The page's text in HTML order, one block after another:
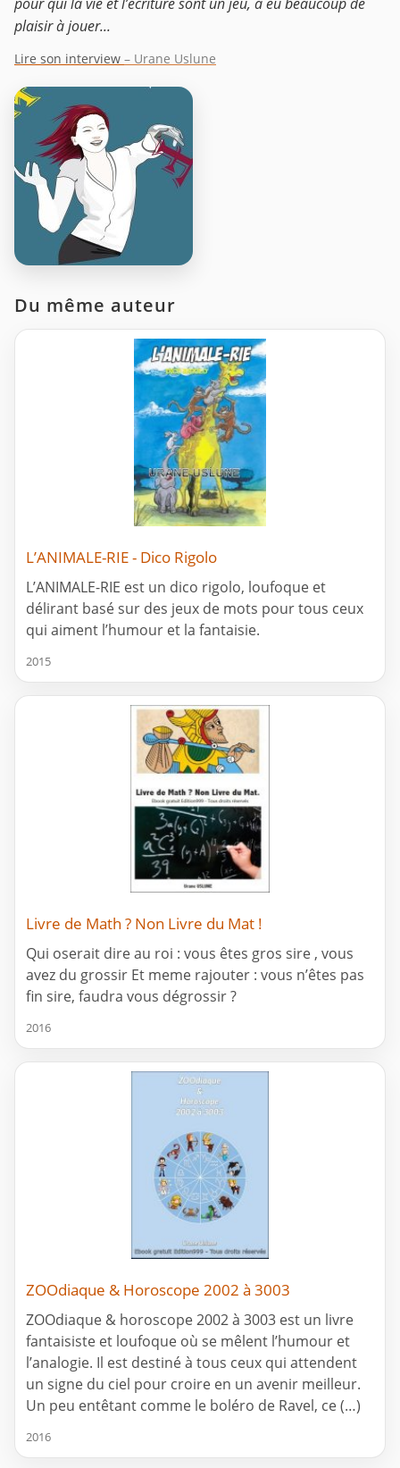
plaisir à jouer...
Lire son interview – Urane Uslune
Du même auteur
L’ANIMALE-RIE - Dico Rigolo
L’ANIMALE-RIE est un dico rigolo, loufoque et
délirant basé sur des jeux de mots pour tous ceux
qui aiment l’humour et la fantaisie.
2015
Livre de Math ? Non Livre du Mat !
Qui oserait dire au roi : vous êtes gros sire , vous
avez du grossir Et meme rajouter : vous n’êtes pas
fin sire, faudra vous dégrossir ?
2016
ZOOdiaque & Horoscope 2002 à 3003
ZOOdiaque & horoscope 2002 à 3003 est un livre
fantaisiste et loufoque où se mêlent l’humour et
l’analogie. Il est destiné à tous ceux qui attendent
un signe du ciel pour croire en un avenir meilleur.
Un peu entêtant comme le boléro de Ravel, ce (…)
2016